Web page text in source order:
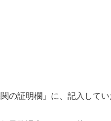
の証明欄」に、記入してい